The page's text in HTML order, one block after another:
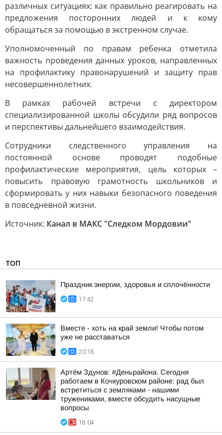
различных ситуациях: как правильно реагировать на
предложения посторонних людей и к кому
обращаться за помощью в экстренном случае.
Уполномоченный по правам ребенка отметила
важность проведения данных уроков, направленных
на профилактику правонарушений и защиту прав
несовершеннолетних.
В рамках рабочей встречи с директором
специализированной школы обсудили ряд вопросов
и перспективы дальнейшего взаимодействия.
Сотрудники следственного управления на
постоянной основе проводят подобные
профилактические мероприятия, цель которых –
повысить правовую грамотность школьников и
сформировать у них навыки безопасного поведения
в повседневной жизни.
Источник: Канал в МАКС "Следком Мордовии"
ТОП
Праздник энергии, здоровья и сплочённости
17:42
Вместе - хоть на край земли! Чтобы потом
уже не расставаться
20:18
Артём Здунов: #Деньрайона. Сегодня
работаем в Кочкуровском районе: рад был
встретиться с земляками - нашими
тружениками, вместе обсудить насущные
вопросы
18:04